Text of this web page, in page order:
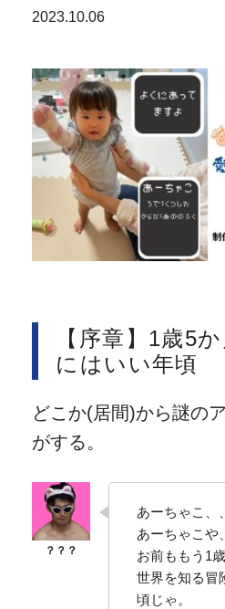
2023.10.06
【序章】1歳5
にはいい年頃
どこか(居間)から謎の
がする。
あーちゃこ、
あーちゃこや
お前ももう1
世界を知る冒
頃じゃ。